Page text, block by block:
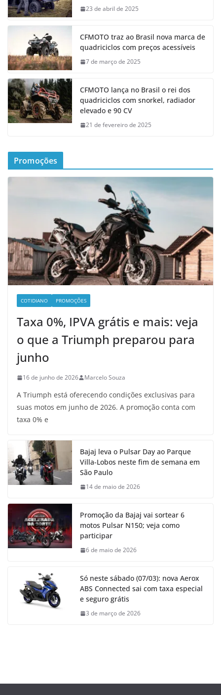
23 de abril de 2025
CFMOTO traz ao Brasil nova marca de
quadriciclos com preços acessíveis
7 de março de 2025
CFMOTO lança no Brasil o rei dos
quadriciclos com snorkel, radiador
elevado e 90 CV
21 de fevereiro de 2025
Promoções
COTIDIANO PROMOÇÕES
Taxa 0%, IPVA grátis e mais: veja
o que a Triumph preparou para
junho
16 de junho de 2026 Marcelo Souza
A Triumph está oferecendo condições exclusivas para
suas motos em junho de 2026. A promoção conta com
taxa 0% e
Bajaj leva o Pulsar Day ao Parque
Villa-Lobos neste fim de semana em
São Paulo
14 de maio de 2026
Promoção da Bajaj vai sortear 6
motos Pulsar N150; veja como
participar
6 de maio de 2026
Só neste sábado (07/03): nova Aerox
ABS Connected sai com taxa especial
e seguro grátis
3 de março de 2026